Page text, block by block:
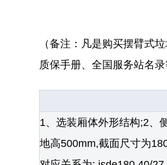
（备注：凡是购买摆臂式
质保手册、全国服务站名录
1、选装厢体外形结构;2、
地高500mm,截面尺寸为